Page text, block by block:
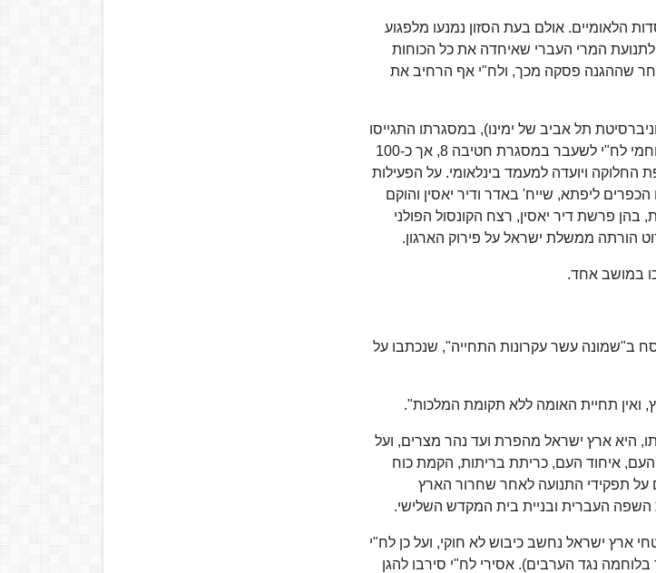
הלאומיים. אולם בעת הסזון נמנעו מלפגוע
השנייה, ב-1 בנובמבר 1945, הצטרף לח"י לתנועת המרי העברי שאיחדה את כל הכוחות
שההגנה פסקה מכך, ולח"י אף הרחיב את
אוניברסיטת תל אביב של ימינו), במסגרתו התגייסו
כ-700 לוחמי לח"י לצה"ל, רובם לחטיבה 8. במלחמת העצמאות נלחמו רוב לוחמי לח"י לשעבר במסגרת חטיבה 8, אך כ-100
ויועדה למעמד בינלאומי. על הפעילות
ליפתא, שייח' באדר ודיר יאסין והוקם
פרשת דיר יאסין, רצח הקונסול הפולני
הורתה ממשלת ישראל על פירוק הארגון.
במושב אחד.
ב"שמונה עשר עקרונות התחייה", שנכתבו על
תחיית האומה ללא תקומת המלכות".
היא ארץ ישראל מהפרת ועד נהר מצרים, ועל
העם, איחוד העם, כריתת בריתות, הקמת כוח
על תפקידי התנועה לאחר שחרור הארץ
העברית ובניית בית המקדש השלישי.
ארץ ישראל נחשב כיבוש לא חוקי, ועל כן לח"י
נגד הערבים). אסירי לח"י סירבו להגן